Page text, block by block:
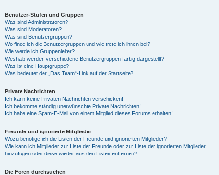
Benutzer-Stufen und Gruppen
Was sind Administratoren?
Was sind Moderatoren?
Was sind Benutzergruppen?
Wo finde ich die Benutzergruppen und wie trete ich ihnen bei?
Wie werde ich Gruppenleiter?
Weshalb werden verschiedene Benutzergruppen farbig dargestellt?
Was ist eine Hauptgruppe?
Was bedeutet der „Das Team“-Link auf der Startseite?
Private Nachrichten
Ich kann keine Privaten Nachrichten verschicken!
Ich bekomme ständig unerwünschte Private Nachrichten!
Ich habe eine Spam-E-Mail von einem Mitglied dieses Forums erhalten!
Freunde und ignorierte Mitglieder
Wozu benötige ich die Listen der Freunde und ignorierten Mitglieder?
Wie kann ich Mitglieder zur Liste der Freunde oder zur Liste der ignorierten Mitglieder
hinzufügen oder diese wieder aus den Listen entfernen?
Die Foren durchsuchen